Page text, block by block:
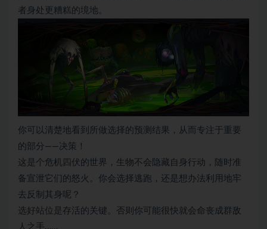
者身处更糟糕的境地。
你可以清楚地看到所做选择的预测结果，从而专注于重要
的部分——决策！
这是个危机四伏的世界，生物不会隐藏自身行动，随时准
备宣泄它们的怒火。你会选择逃跑，还是想办法利用地牢
去反制其身呢？
选好站位是存活的关键。否则你可能很快就会命丧成群敌
人之手……